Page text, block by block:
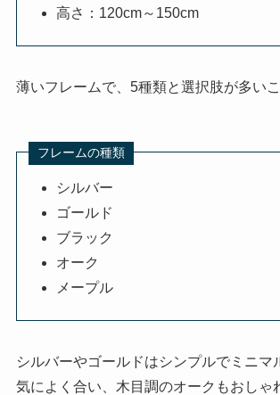
高さ：120cm～150cm
薄いフレームで、5種類と選択肢が多いこ
フレームの種類
シルバー
ゴールド
ブラック
オーク
メープル
シルバーやゴールドはシンプルでミニマ
気によく合い、木目調のオークもおしゃ